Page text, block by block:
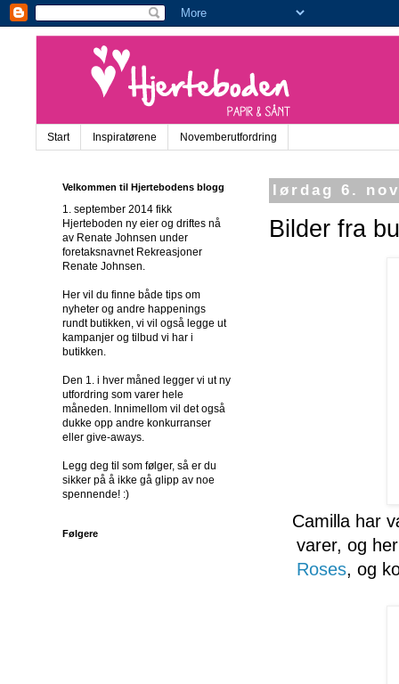
Start Inspiratørene Novemberutfordring
lørdag 6.
Bilder fra
Camilla har
varer, og
Roses, og
Velkommen til Hjertebodens blogg
1. september 2014 fikk
Hjerteboden ny eier og driftes nå
av Renate Johnsen under
foretaksnavnet Rekreasjoner
Renate Johnsen.
Her vil du finne både tips om
nyheter og andre happenings
rundt butikken, vi vil også legge ut
kampanjer og tilbud vi har i
butikken.
Den 1. i hver måned legger vi ut ny
utfordring som varer hele
måneden. Innimellom vil det også
dukke opp andre konkurranser
eller give-aways.
Legg deg til som følger, så er du
sikker på å ikke gå glipp av noe
spennende! :)
Følgere